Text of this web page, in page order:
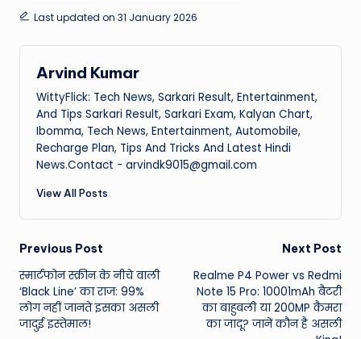
Last updated on 31 January 2026
Arvind Kumar
WittyFlick: Tech News, Sarkari Result, Entertainment,
And Tips Sarkari Result, Sarkari Exam, Kalyan Chart,
Ibomma, Tech News, Entertainment, Automobile,
Recharge Plan, Tips And Tricks And Latest Hindi
News.Contact - arvindk9015@gmail.com
View All Posts
Post
navigation
Previous Post
स्मार्टफोन स्क्रीन के नीचे वाली
‘Black Line’ का राज: 99%
लोग नहीं जानते इसका असली
जादुई इस्तेमाल!
Next Post
Realme P4 Power vs Redmi
Note 15 Pro: 10001mAh बैटरी
का बाहुबली या 200MP कैमरा
का जादू? जानें कौन है असली